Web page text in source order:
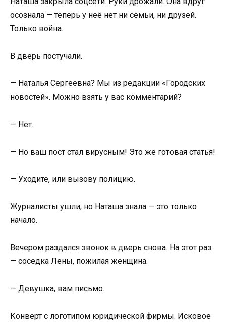
осознала — теперь у неё нет ни семьи, ни друзей.
Только война.
В дверь постучали.
— Наталья Сергеевна? Мы из редакции «Городских
новостей». Можно взять у вас комментарий?
— Нет.
— Но ваш пост стал вирусным! Это же готовая статья!
— Уходите, или вызову полицию.
Журналисты ушли, но Наташа знала — это только
начало.
Вечером раздался звонок в дверь снова. На этот раз
— соседка Лены, пожилая женщина.
— Девушка, вам письмо.
Конверт с логотипом юридической фирмы. Исковое